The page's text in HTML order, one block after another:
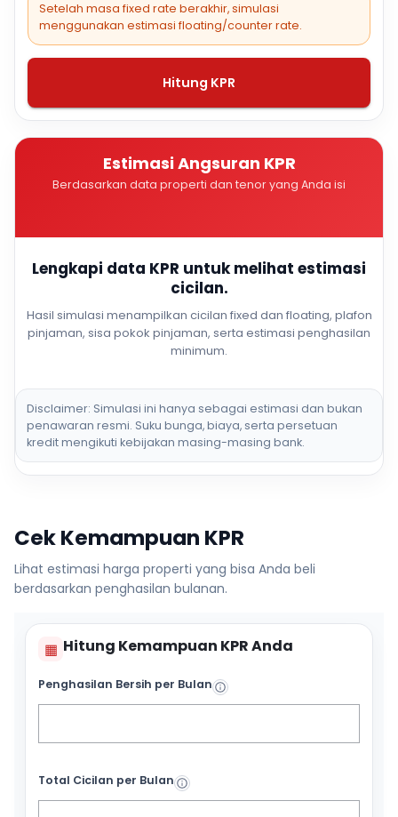
Setelah masa fixed rate berakhir, simulasi
menggunakan estimasi floating/counter rate.
Hitung KPR
Estimasi Angsuran KPR
Berdasarkan data properti dan tenor yang Anda isi
Lengkapi data KPR untuk melihat estimasi
cicilan.
Hasil simulasi menampilkan cicilan fixed dan floating, plafon
pinjaman, sisa pokok pinjaman, serta estimasi penghasilan
minimum.
Disclaimer: Simulasi ini hanya sebagai estimasi dan bukan
penawaran resmi. Suku bunga, biaya, serta persetuan
kredit mengikuti kebijakan masing-masing bank.
Cek Kemampuan KPR
Lihat estimasi harga properti yang bisa Anda beli
berdasarkan penghasilan bulanan.
▦ Hitung Kemampuan KPR Anda
Penghasilan Bersih per Bulan
Total Cicilan per Bulan